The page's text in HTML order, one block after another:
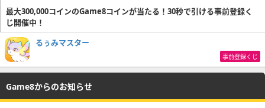
最大300,000コインのGame8コインが当たる！30秒で引ける事前登録く
じ開催中！
るぅみマスター
事前登録くじ
Game8からのお知らせ